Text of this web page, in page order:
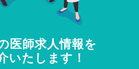
医師求人情報を
いたします！